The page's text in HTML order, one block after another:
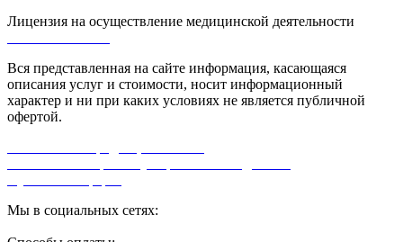
Лицензия на осуществление медицинской деятельности
Вся представленная на сайте информация, касающаяся
описания услуг и стоимости, носит информационный
характер и ни при каких условиях не является публичной
офертой.
Мы в социальных сетях: